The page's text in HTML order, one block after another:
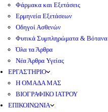
Φάρμακα και Εξετάσεις
Ερμηνεία Εξετάσεων
Οδηγοί Ασθενών
Φυτικά Συμπληρώματα & Βότανα
Όλα τα Άρθρα
Νέα Άρθρα Υγείας
ΕΡΓΑΣΤΗΡΙΟ
Η ΟΜΑΔΑ ΜΑΣ
ΒΙΟΓΡΑΦΙΚΟ ΙΑΤΡΟΥ
ΕΠΙΚΟΙΝΩΝΙΑ